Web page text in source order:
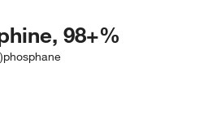
98+%